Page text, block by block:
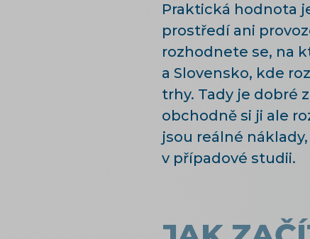
Praktická hodnota
prostředí ani
rozhodnete se, na
a Slovensko, kde
trhy. Tady je dobré
obchodně si ji ale
jsou reálné
v případové studii.